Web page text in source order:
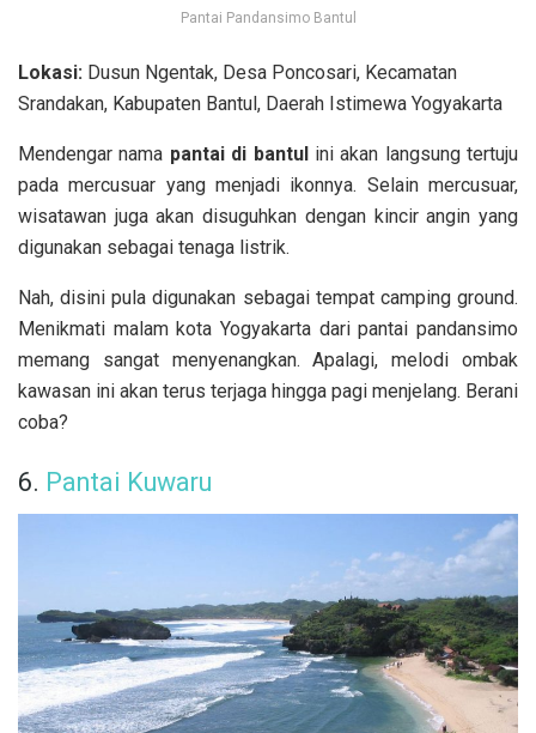
Pantai Pandansimo Bantul
Lokasi: Dusun Ngentak, Desa Poncosari, Kecamatan
Srandakan, Kabupaten Bantul, Daerah Istimewa Yogyakarta
Mendengar nama pantai di bantul ini akan langsung tertuju
pada mercusuar yang menjadi ikonnya. Selain mercusuar,
wisatawan juga akan disuguhkan dengan kincir angin yang
digunakan sebagai tenaga listrik.
Nah, disini pula digunakan sebagai tempat camping ground.
Menikmati malam kota Yogyakarta dari pantai pandansimo
memang sangat menyenangkan. Apalagi, melodi ombak
kawasan ini akan terus terjaga hingga pagi menjelang. Berani
coba?
6. Pantai Kuwaru